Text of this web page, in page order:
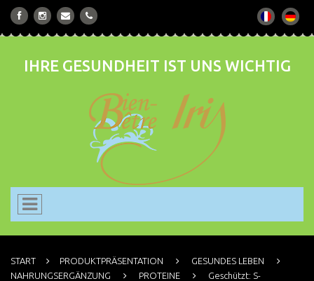
IHRE GESUNDHEIT IST UNS WICHTIG
START PRODUKTPRÄSENTATION
GESUNDES LEBEN
NAHRUNGSERGÄNZUNG
PROTEINE
Geschützt: S-